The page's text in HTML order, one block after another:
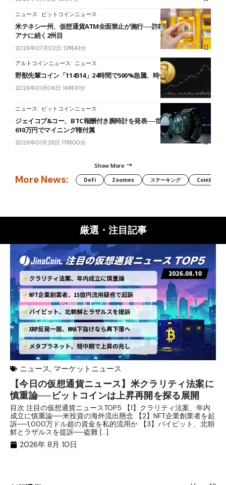
ニュース ビットコインニュース
米テネシー州、仮想通貨ATM全面禁止が施行──詐欺多発でインディ
アナに続く2州目
2026年07月02日 12時43分
アルトコインニュース ニュース
野獣先輩コイン「114514」24時間で500%急騰、時価総額約60億円
2026年01月06日 16時31分
ニュース ビットコインニュース
ジェイコブ&コー、BTC報酬付き腕時計を発表──世界100本限定、約
610万円でマイニング権付属
2026年01月28日 17時00分
Show More
More News: DeFi Zoomex ステーキング Coinbase
厳選・注目記事
ニュース, マーケットニュース
【今日の仮想通貨ニュース】米クラリティ法案に
慎重論──ビットコインは上昇再開を探る展開
目次 注目の仮想通貨ニュースTOP5 【1】クラリティ法案、年内
成立に慎重論──米投資の海外流出懸念 【2】NFT企業創業者を起
訴──1,000万ドル超の資金を私的流用か 【3】バイビット、北朝
鮮とラザルスを提訴──盗難 […]
2026年 8月 10日